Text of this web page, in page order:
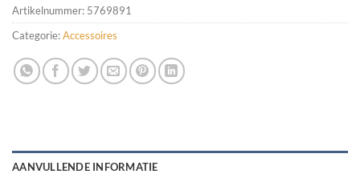
Artikelnummer: 5769891
Categorie:Accessoires
AANVULLENDE INFORMATIE